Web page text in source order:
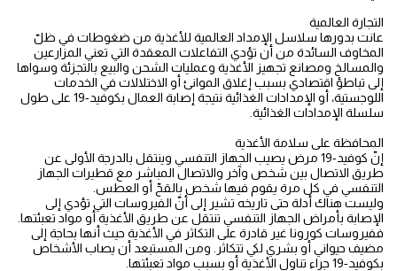
التجارة العالمية
عانت بدورها سلاسل الإمداد العالمية للأغذية من ضغوطات في ظلّ
المخاوف السائدة من أن تؤدي التفاعلات المعقدة التي تعني المزارعين
والمسالخ ومصانع تجهيز الأغذية وعمليات الشحن والبيع بالتجزئة وسواها
إلى تباطؤ اقتصادي بسبب إغلاق الموانئ أو الاختلالات في الخدمات
اللوجستية، أو الإمدادات الغذائية نتيجة إصابة العمال بكوفيد-19 على طول
سلسلة الإمدادات الغذائية.
المحافظة على سلامة الأغذية
إنّ كوفيد-19 مرض يصيب الجهاز التنفسي وينتقل بالدرجة الأولى عن
طريق الاتصال بين شخص وآخر والاتصال المباشر مع قطيرات الجهاز
التنفسي في كل مرة يقوم فيها شخص بالقحّ أو العطس.
وليست هناك أدلة حتى تاريخه تشير إلى أنّ الفيروسات التي تؤدي إلى
الإصابة بأمراض الجهاز التنفسي تنتقل عن طريق الأغذية أو مواد تعبئتها.
ففيروسات كورونا غير قادرة على التكاثر في الأغذية حيث أنها بحاجة إلى
مضيف حيواني أو بشري لكي تتكاثر. ومن المستبعد أن يصاب الأشخاص
بكوفيد-19 جراء تناول الأغذية أو بسبب مواد تعبئتها.